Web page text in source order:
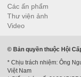
Các ấn phẩm
Thư viện ảnh
Video
© Bản quyền thuộc Hội
* Chịu trách nhiệm: Ông
Việt Nam